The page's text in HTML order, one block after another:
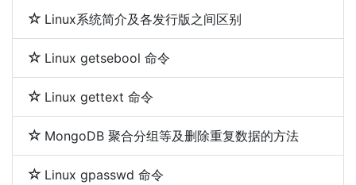
Linux系统简介及各发行版之间区别
Linux getsebool 命令
Linux gettext 命令
MongoDB 聚合分组等及删除重复数据的方法
Linux gpasswd 命令